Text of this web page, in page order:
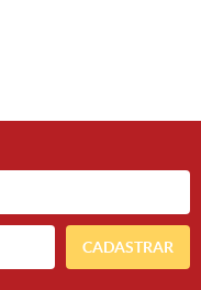
CADASTRAR